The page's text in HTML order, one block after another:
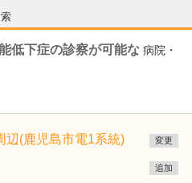
低下症の診察が可能な 病院・
辺(鹿児島市電1系統) 変更
追加